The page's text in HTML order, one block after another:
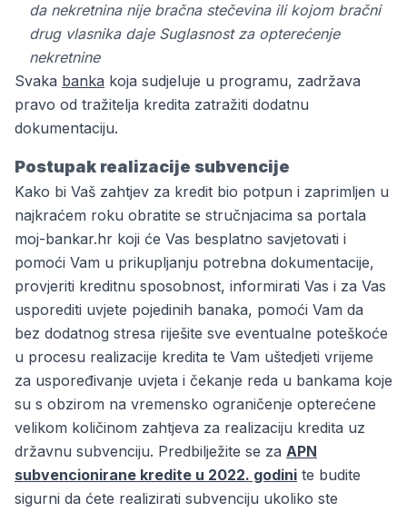
da nekretnina nije bračna stečevina ili kojom bračni
drug vlasnika daje Suglasnost za opterećenje
nekretnine
Svaka banka koja sudjeluje u programu, zadržava
pravo od tražitelja kredita zatražiti dodatnu
dokumentaciju.
Postupak realizacije subvencije
Kako bi Vaš zahtjev za kredit bio potpun i zaprimljen u
najkraćem roku obratite se stručnjacima sa portala
moj-bankar.hr koji će Vas besplatno savjetovati i
pomoći Vam u prikupljanju potrebna dokumentacije,
provjeriti kreditnu sposobnost, informirati Vas i za Vas
usporediti uvjete pojedinih banaka, pomoći Vam da
bez dodatnog stresa riješite sve eventualne poteškoće
u procesu realizacije kredita te Vam uštedjeti vrijeme
za uspoređivanje uvjeta i čekanje reda u bankama koje
su s obzirom na vremensko ograničenje opterećene
velikom količinom zahtjeva za realizaciju kredita uz
državnu subvenciju. Predbilježite se za APN
subvencionirane kredite u 2022. godini te budite
sigurni da ćete realizirati subvenciju ukoliko ste